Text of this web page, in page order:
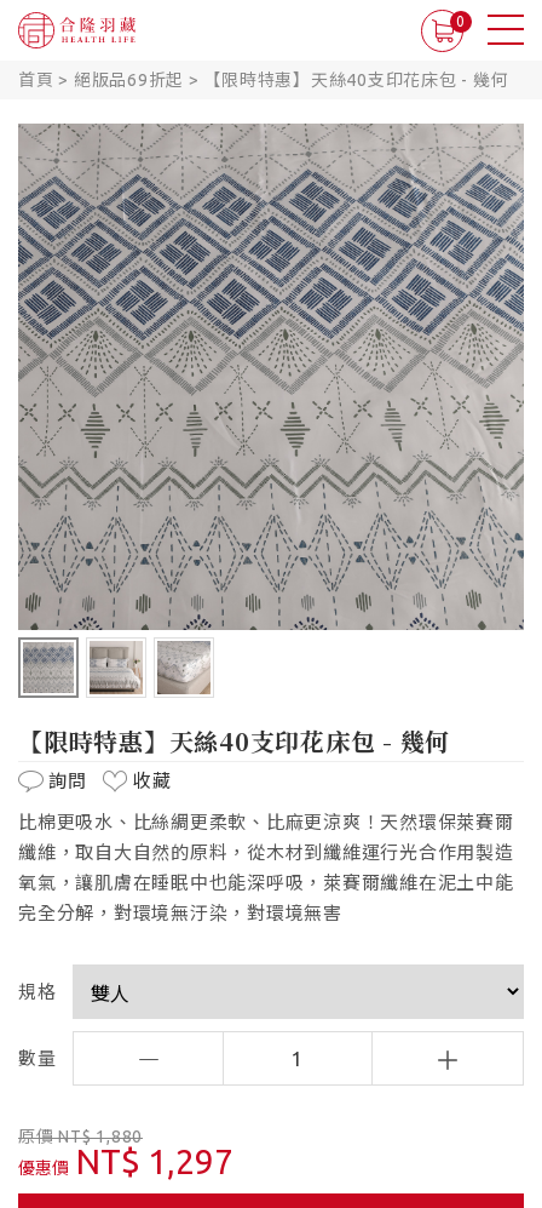
0
首頁 > 絕版品69折起 > 【限時特惠】天絲40支印花床包 - 幾何
【限時特惠】天絲40支印花床包 - 幾何
詢問
收藏
比棉更吸水、比絲綢更柔軟、比麻更涼爽！天然環保萊賽爾
纖維，取自大自然的原料，從木材到纖維運行光合作用製造
氧氣，讓肌膚在睡眠中也能深呼吸，萊賽爾纖維在泥土中能
完全分解，對環境無汙染，對環境無害
規格
數量 1
原價 NT$ 1,880
優惠價 NT$ 1,297